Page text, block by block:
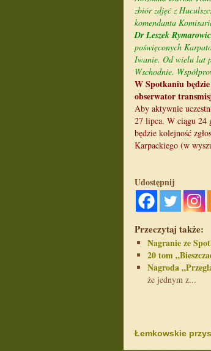
zbiór zdjęć z
komendanta
Dr Leszek
poświęconych
Iwanie. Od wielu lat
Wschodnie.
W Spotkaniu
obserwator
Aby aktywnie
27 lipca. W ciągu 24
będzie kolejność
Karpackiego (w
Udostępnij
Przeczytaj także:
Nagranie ze
20 tom
Nagroda
że jednym z...
Łemkowskie